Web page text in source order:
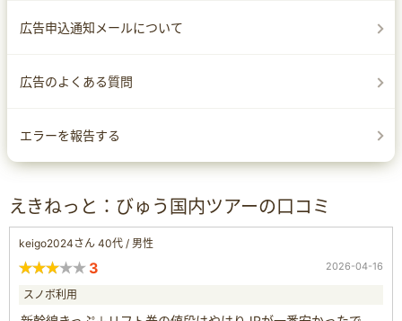
広告申込通知メールについて
広告のよくある質問
エラーを報告する
えきねっと：びゅう国内ツアーの口コミ
keigo2024さん 40代 / 男性
3 2026-04-16
スノボ利用